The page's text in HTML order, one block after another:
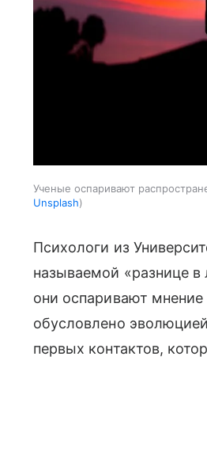
Ученые оспаривают
Unsplash
Психологи из
называемой «разнице
они оспаривают
обусловлено
первых контактов,